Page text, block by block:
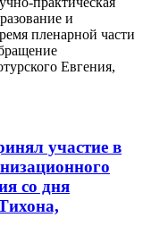
и
пленарной части
Евгения,
участие в
со дня